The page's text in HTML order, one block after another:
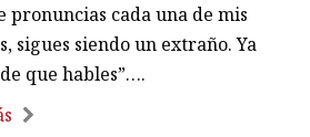
pronuncias cada una de mis
sigues siendo un extraño. Ya
que hables”….